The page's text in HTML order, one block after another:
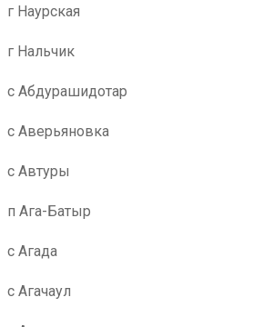
г Наурская
г Нальчик
с Абдурашидотар
с Аверьяновка
с Автуры
п Ага-Батыр
с Агада
с Агачаул